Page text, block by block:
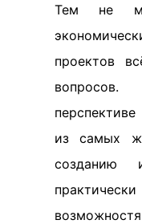
Тем не
проектов
из самых
созданию